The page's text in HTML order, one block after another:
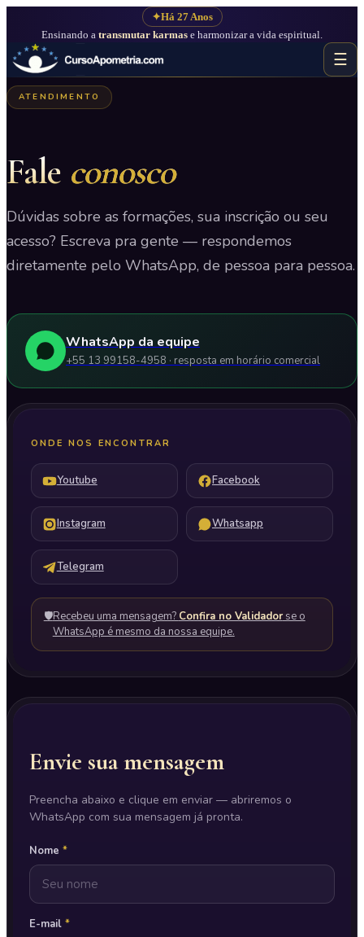
✦Há 27 Anos
Ensinando a transmutar karmas e harmonizar a vida espiritual.
☰
ATENDIMENTO
Fale conosco
Dúvidas sobre as formações, sua inscrição ou seu
acesso? Escreva pra gente — respondemos
diretamente pelo WhatsApp, de pessoa para pessoa.
WhatsApp da equipe
+55 13 99158-4958 · resposta em horário comercial
ONDE NOS ENCONTRAR
Youtube Facebook
Instagram Whatsapp
Telegram
🛡️Recebeu uma mensagem? Confira no Validadorse o
WhatsApp é mesmo da nossa equipe.
Envie sua mensagem
Preencha abaixo e clique em enviar — abriremos o
WhatsApp com sua mensagem já pronta.
Nome *
E-mail*